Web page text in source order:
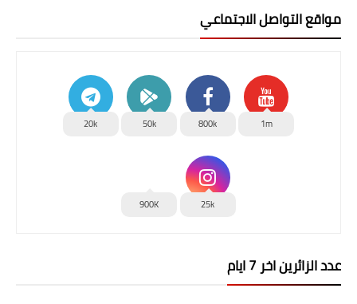
مواقع التواصل الاجتماعي
1m
800k
50k
20k
25k
900K
عدد الزائرين اخر 7 ايام